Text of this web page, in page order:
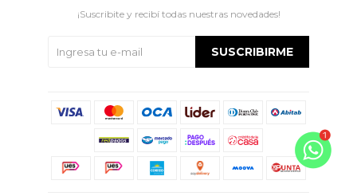
¡Suscribite y recibí todas nuestras novedades!
SUSCRIBIRME